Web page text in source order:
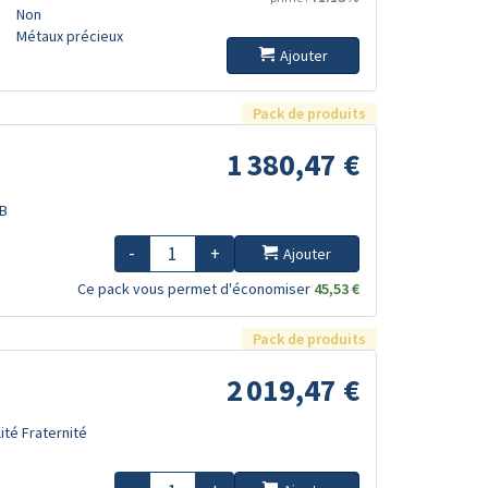
Non
Métaux précieux
Ajouter
Pack de produits
1 380,47 €
- +
Ajouter
Ce pack vous permet d'économiser 45,53 €
Pack de produits
Fraternité
2 019,47 €